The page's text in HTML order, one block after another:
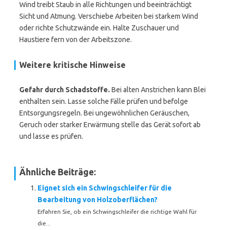
Wind treibt Staub in alle Richtungen und beeinträchtigt
Sicht und Atmung. Verschiebe Arbeiten bei starkem Wind
oder richte Schutzwände ein. Halte Zuschauer und
Haustiere fern von der Arbeitszone.
Weitere kritische Hinweise
Gefahr durch Schadstoffe. Bei alten Anstrichen kann Blei
enthalten sein. Lasse solche Fälle prüfen und befolge
Entsorgungsregeln. Bei ungewöhnlichen Geräuschen,
Geruch oder starker Erwärmung stelle das Gerät sofort ab
und lasse es prüfen.
Ähnliche Beiträge:
Eignet sich ein Schwingschleifer für die
Bearbeitung von Holzoberflächen?
Erfahren Sie, ob ein Schwingschleifer die richtige Wahl für
die...